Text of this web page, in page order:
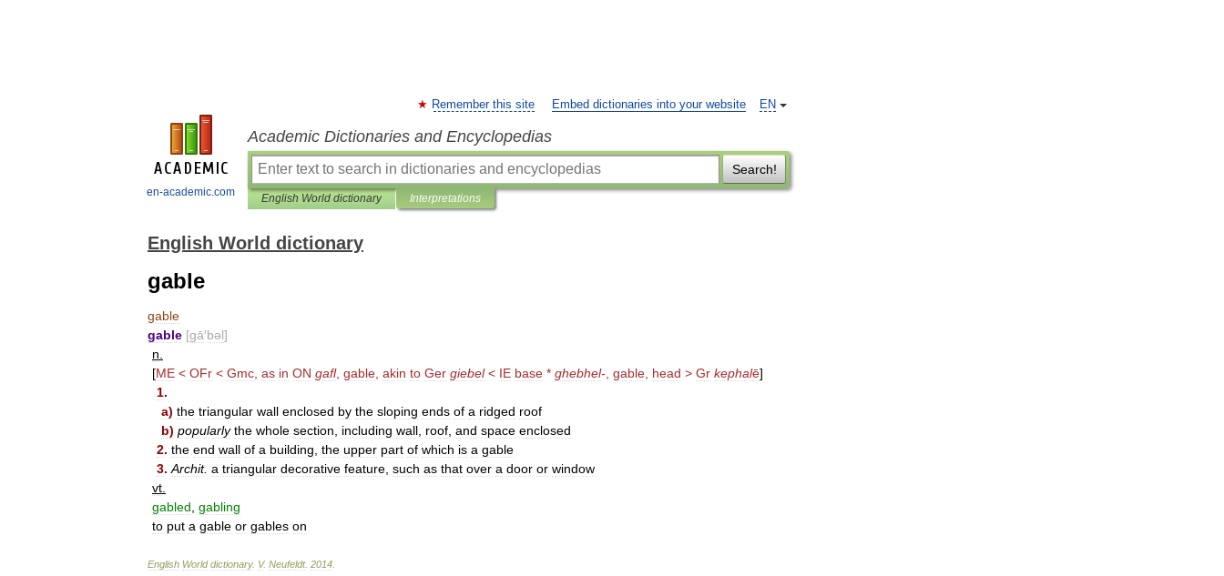
en-academic.com
EN
Remember this site Embed dictionaries into your website
Academic Dictionaries and Encyclopedias
Search!
English World dictionary Interpretations
English World dictionary
gable
gable
gable [gā′bəl]
n
[ME < OFr < Gmc as in ON gafl, gable akin to Ger giebel< IE base * ghebhel- gable head > Gr kephalē]
1.
a) the triangular wall enclosed by the sloping ends of a ridged roof
b) popularly the whole section including wall roof and space enclosed
2. the end wall of a building the upper part of which is a gable
3. Archit. a triangular decorative feature such as that over a door or window
vt
gabled gabling
to put a gable or gables on
English World dictionary. V. Neufeldt. 2014